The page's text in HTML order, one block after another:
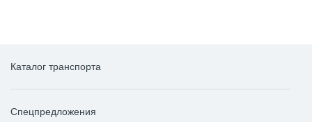
Каталог транспорта
Спецпредложения